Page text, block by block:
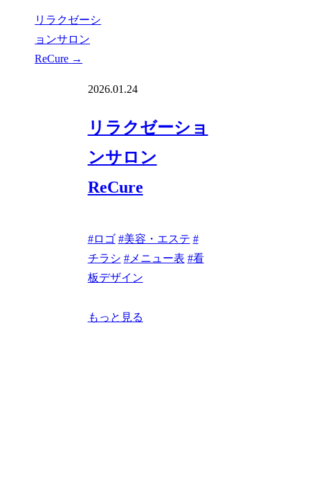
リラクゼーシ
ョンサロン
ReCure →
2026.01.24
リラクゼーショ
ンサロン
ReCure
#ロゴ #美容・エステ #
チラシ #メニュー表 #看
板デザイン
もっと見る